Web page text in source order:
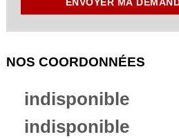
NOS COORDONNÉES
indisponible
indisponible